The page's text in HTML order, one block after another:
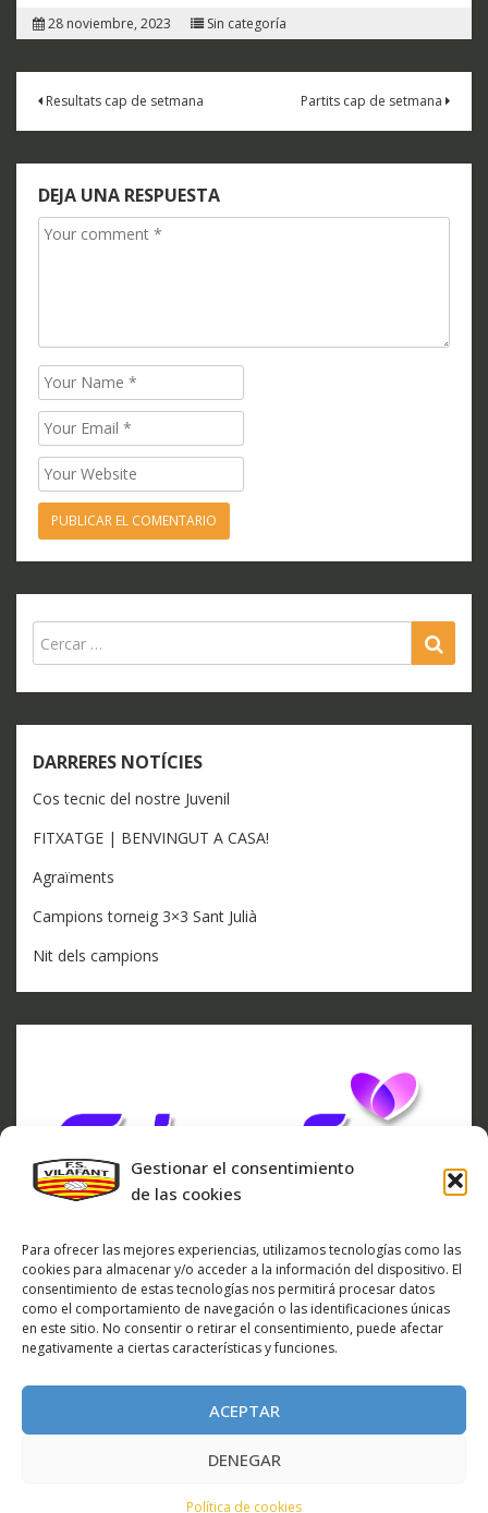
Gestionar el consentimiento
de las cookies
Para ofrecer las mejores experiencias, utilizamos tecnologías como las
cookies para almacenar y/o acceder a la información del dispositivo. El
consentimiento de estas tecnologías nos permitirá procesar datos
como el comportamiento de navegación o las identificaciones únicas
en este sitio. No consentir o retirar el consentimiento, puede afectar
negativamente a ciertas características y funciones.
ACEPTAR
DENEGAR
Política de cookies
28 noviembre, 2023 Sin categoría
Navegación
de
entradas
Resultats cap de setmana Partits cap de setmana
DEJA UNA RESPUESTA
Comment
Name
Email
Website
DARRERES NOTÍCIES
Cos tecnic del nostre Juvenil
FITXATGE | BENVINGUT A CASA!
Agraïments
Campions torneig 3×3 Sant Julià
Nit dels campions
ARXIU DE NOTÍCIES
ARXIU
NOTÍCIES
FUTBOL SALA VILAFANT - www.fsvilafant.com